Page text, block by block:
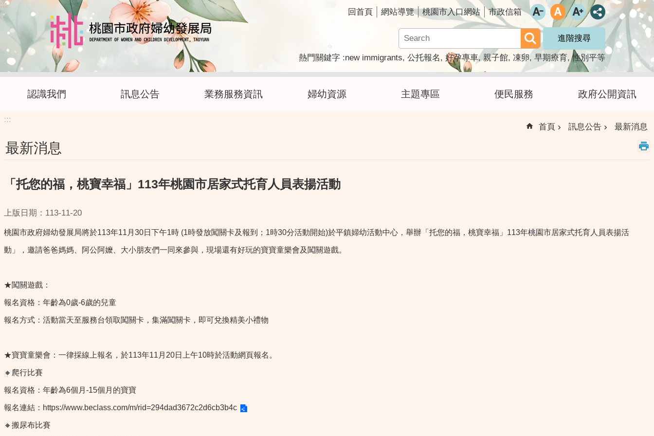
跳到主要內容區塊
:::
回首頁 網站導覽 桃園市入口網站 市政信箱
進階搜尋
熱門關鍵字 new immigrants 公托報名 好孕專車 親子館 凍卵 早期療育 性別平等
認識我們 訊息公告 業務服務資訊 婦幼資源 主題專區 便民服務 政府公開資訊
:::
首頁 訊息公告 最新消息
最新消息
「托您的福，桃寶幸福」113年桃園市居家式托育人員表揚活動
上版日期：113-11-20
桃園市政府婦幼發展局將於113年11月30日下午1時 (1時發放闖關卡及報到；1時30分活動開始)於平鎮婦幼活動中心，舉辦「托您的福，桃寶幸福」113年桃園市居家式托育人員表揚活
動」，邀請爸爸媽媽、阿公阿嬤、大小朋友們一同來參與，現場還有好玩的寶寶童樂會及闖關遊戲。
★闖關遊戲：
報名資格：年齡為0歲-6歲的兒童
報名方式：活動當天至服務台領取闖關卡，集滿闖關卡，即可兌換精美小禮物
★寶寶童樂會：一律採線上報名，於113年11月20日上午10時於活動網頁報名。
🔸爬行比賽
報名資格：年齡為6個月-15個月的寶寶
報名連結： https://www.beclass.com/m/rid=294dad3672c2d6cb3b4c
🔸搬尿布比賽